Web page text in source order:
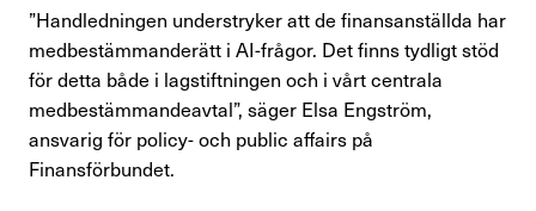
Kontakta oss
In English
”Handledningen understryker att de finansanställda har
medbestämmanderätt i AI-frågor. Det finns tydligt stöd
för detta både i lagstiftningen och i vårt centrala
medbestämmandeavtal”, säger Elsa Engström,
ansvarig för policy- och public affairs på
Finansförbundet.